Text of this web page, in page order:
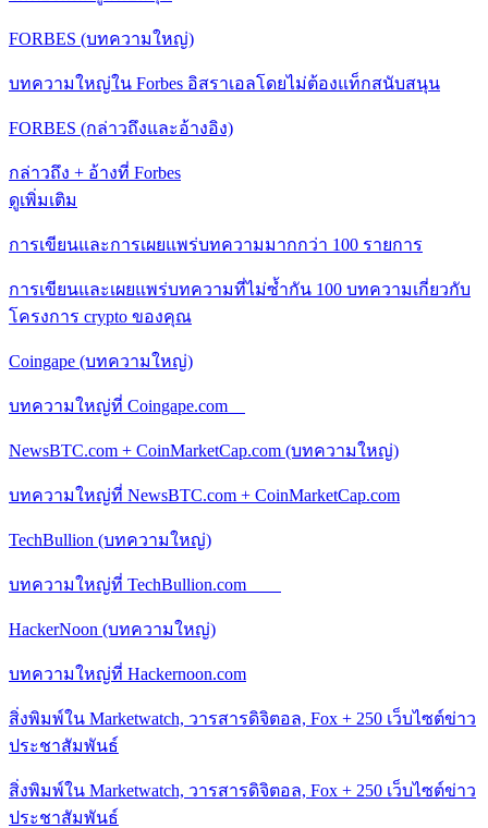
FORBES (บทความใหญ่)
บทความใหญ่ใน Forbes อิสราเอลโดยไม่ต้องแท็กสนับสนุน
FORBES (กล่าวถึงและอ้างอิง)
กล่าวถึง + อ้างที่ Forbes
ดูเพิ่มเติม
การเขียนและการเผยแพร่บทความมากกว่า 100 รายการ
การเขียนและเผยแพร่บทความที่ไม่ซ้ำกัน 100 บทความเกี่ยวกับ
โครงการ crypto ของคุณ
Coingape (บทความใหญ่)
บทความใหญ่ที่ Coingape.com
NewsBTC.com + CoinMarketCap.com (บทความใหญ่)
บทความใหญ่ที่ NewsBTC.com + CoinMarketCap.com
TechBullion (บทความใหญ่)
บทความใหญ่ที่ TechBullion.com
HackerNoon (บทความใหญ่)
บทความใหญ่ที่ Hackernoon.com
สิ่งพิมพ์ใน Marketwatch, วารสารดิจิตอล, Fox + 250 เว็บไซต์ข่าว
ประชาสัมพันธ์
สิ่งพิมพ์ใน Marketwatch, วารสารดิจิตอล, Fox + 250 เว็บไซต์ข่าว
ประชาสัมพันธ์